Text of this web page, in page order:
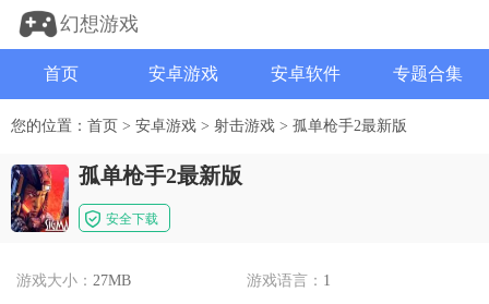
幻想游戏
首页 安卓游戏 安卓软件 专题合集
您的位置： 首页 > 安卓游戏 > 射击游戏 > 孤单枪手2最新版
孤单枪手2最新版
安全下载
游戏大小： 27MB 游戏语言： 1